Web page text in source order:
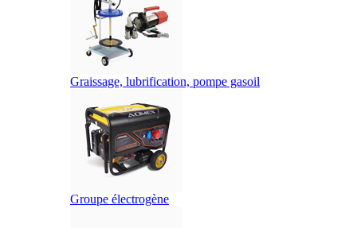
Graissage, lubrification, pompe gasoil
Groupe électrogène